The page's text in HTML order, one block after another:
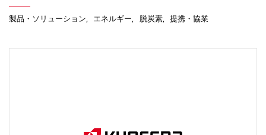
製品・ソリューション エネルギー 脱炭素 提携・協業